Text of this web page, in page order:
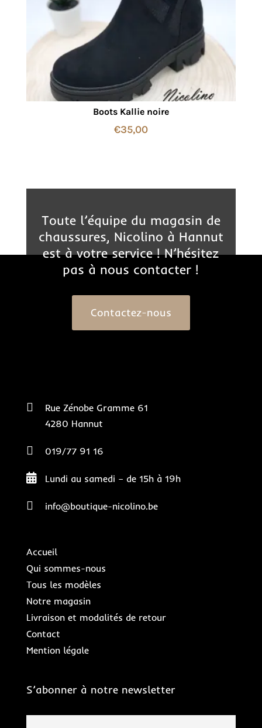
Boots Kallie noire
€35,00
Toute l’équipe du magasin de
chaussures, Nicolino à Hannut
est à votre service ! N’hésitez
pas à nous contacter !
Contactez-nous

Rue Zénobe Gramme 61
4280 Hannut
 019/77 91 16
 Lundi au samedi – de 15h à 19h
 info@boutique-nicolino.be
Accueil
Qui sommes-nous
Tous les modèles
Notre magasin
Livraison et modalités de retour
Contact
Mention légale
S’abonner à notre newsletter